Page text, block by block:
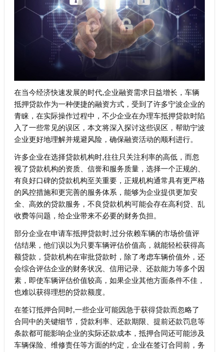
在当今经济快速发展的时代,企业融资需求日益增长，车辆
抵押贷款作为一种便捷的融资方式，受到了许多宁波企业的
青睐，在实际操作过程中，不少企业在办理车抵押贷款时陷
入了一些常见的误区，本文将深入探讨这些误区，帮助宁波
企业更好地理解并规避风险，确保融资活动的顺利进行。
许多企业在选择贷款机构时,往往只关注利率的高低，而忽
视了贷款机构的资质、信誉和服务质量，选择一个正规的、
有良好口碑的贷款机构至关重要，正规机构通常具有更严格
的风控措施和更完善的服务体系，能够为企业提供更加安
全、高效的贷款服务，不良贷款机构可能会存在高利贷、乱
收费等问题，给企业带来不必要的财务负担。
部分企业在申请车抵押贷款时,过分依赖车辆的市场价值评
估结果，他们误以为只要车辆评估价值高，就能轻松获得高
额贷款，贷款机构在审批贷款时，除了考虑车辆价值外，还
会综合评估企业的财务状况、信用记录、还款能力等多个因
素，即使车辆评估价值较高，如果企业其他方面条件不佳，
也难以获得理想的贷款额度。
在签订抵押合同时,一些企业可能因急于获得贷款而忽略了
合同中的关键细节，贷款利率、还款期限、提前还款罚息等
条款都可能影响企业的实际还款成本，抵押合同还可能涉及
车辆保险、维修责任等方面的约定，企业在签订合同前，务